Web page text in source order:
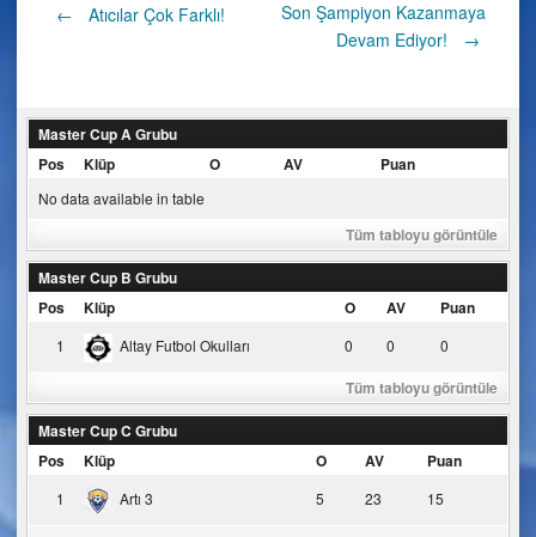
Post
← Atıcılar Çok Farklı!
Son Şampiyon Kazanmaya
Devam Ediyor!
→
Master Cup A Grubu
Pos
Klüp O AV Puan
No data available in table
Tüm tabloyu görüntüle
Master Cup B Grubu
Pos
Klüp O AV Puan
1 Altay Futbol Okulları 0 0 0
Tüm tabloyu görüntüle
Master Cup C Grubu
Pos
Klüp O AV Puan
1 Artı 3 5 23 15